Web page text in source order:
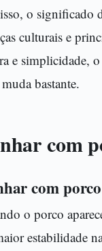
o significado
culturais e
e simplicidade,
bastante.
com
com
o porco
estabilidade